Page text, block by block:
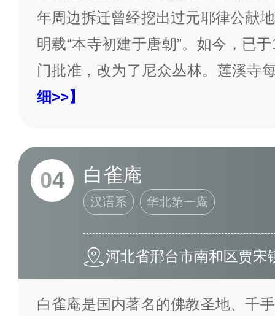
年周边拆迁曾经挖出过元耶律公献
明载“本寺初建于唐朝”。如今，已
门批准，改为了尼众丛林。莲溪寺
细>>】
04 白雀庵
汉语系 华北第一庵
河北省邢台市南和区贾宋
白雀庵是国内著名的佛教圣地、千